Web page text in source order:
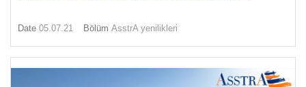
Date 05.07.21 Bölüm AsstrA yenilikleri